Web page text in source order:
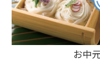
お中